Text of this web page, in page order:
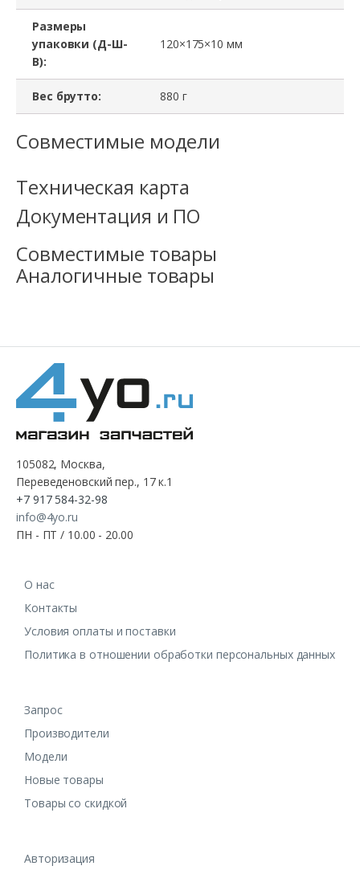
1.8
Размеры
упаковки (Д-Ш-
В):
120×175×10 мм
Вес брутто: 880 г
Совместимые модели
Техническая карта
Документация и ПО
Совместимые товары
Аналогичные товары
105082, Москва,
Переведеновский пер., 17 к.1
+7 917 584-32-98
info@4yo.ru
ПН - ПТ / 10.00 - 20.00
О нас
Контакты
Условия оплаты и поставки
Политика в отношении обработки персональных данных
Запрос
Производители
Модели
Новые товары
Товары со скидкой
Авторизация